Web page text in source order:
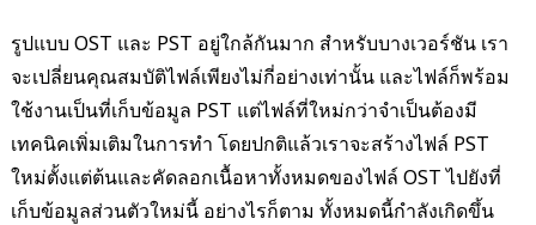
รูปแบบ OST และ PST อยู่ใกล้กันมาก สำหรับบางเวอร์ชัน เรา
จะเปลี่ยนคุณสมบัติไฟล์เพียงไม่กี่อย่างเท่านั้น และไฟล์ก็พร้อม
ใช้งานเป็นที่เก็บข้อมูล PST แต่ไฟล์ที่ใหม่กว่าจำเป็นต้องมี
เทคนิคเพิ่มเติมในการทำ โดยปกติแล้วเราจะสร้างไฟล์ PST
ใหม่ตั้งแต่ต้นและคัดลอกเนื้อหาทั้งหมดของไฟล์ OST ไปยังที่
เก็บข้อมูลส่วนตัวใหม่นี้ อย่างไรก็ตาม ทั้งหมดนี้กำลังเกิดขึ้น